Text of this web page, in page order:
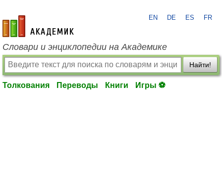
academic.ru
EN DE ES FR
Словари и энциклопедии на Академике
Найти!
Толкования Переводы Книги Игры ⚽